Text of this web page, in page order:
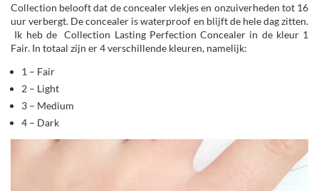
Collection belooft dat de concealer vlekjes en onzuiverheden tot 16
uur verbergt. De concealer is waterproof en blijft de hele dag zitten.
Ik heb de Collection Lasting Perfection Concealer in de kleur 1
Fair. In totaal zijn er 4 verschillende kleuren, namelijk:
1 – Fair
2 – Light
3 – Medium
4 – Dark